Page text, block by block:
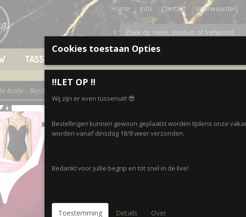
Home Info Contact Voorwaarden
TASSEN
body - Bordeaux
€ 16,50
Maat
Cookies toestaan Opties
‼️LET OP ‼️
Wij zijn er even tussenuit! 😎
Bestellingen kunnen gewoon geplaatst worden tijdens onze
worden vanaf dinsdag 18/8 weer verzonden.
Bedankt voor jullie begrip en tot snel in de live!
Toestemming Details Over